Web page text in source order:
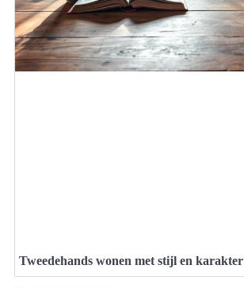
Tweedehands wonen met stijl en karakter